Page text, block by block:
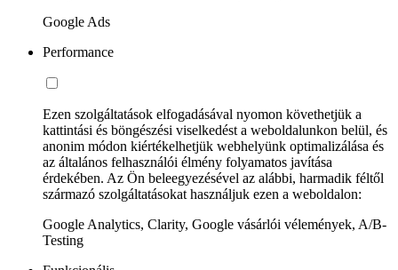
Google Ads
Performance
Ezen szolgáltatások elfogadásával nyomon követhetjük a
kattintási és böngészési viselkedést a weboldalunkon belül, és
anonim módon kiértékelhetjük webhelyünk optimalizálása és
az általános felhasználói élmény folyamatos javítása
érdekében. Az Ön beleegyezésével az alábbi, harmadik féltől
származó szolgáltatásokat használjuk ezen a weboldalon:
Google Analytics, Clarity, Google vásárlói vélemények, A/B-
Testing